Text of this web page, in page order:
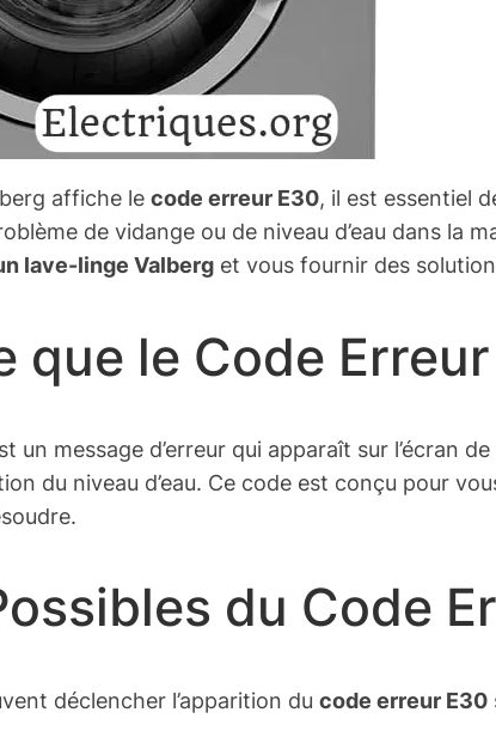
affiche le code erreur E30, il est essentiel
de vidange ou de niveau d’eau dans la
lave-linge Valberg et vous fournir des
que le Code
un message d’erreur qui apparaît sur l’écran
du niveau d’eau. Ce code est conçu pour
du Code
déclencher l’apparition du code erreur E30